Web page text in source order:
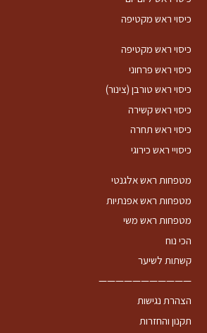
כיסוי ראש מקטיפה
כיסוי ראש מקטיפה
כיסוי ראש פרחוני
כיסוי ראש טורבן (צינור)
כיסוי ראש קשירה
כיסוי ראש תחרה
כיסויי ראש כירוגי
מטפחות ראש אלגנטי
מטפחות ראש אפנתיות
מטפחות ראש משי
הכי נוח
קשתות לשיער
———————————
הצהרת נגישות
תקנון והחזרות